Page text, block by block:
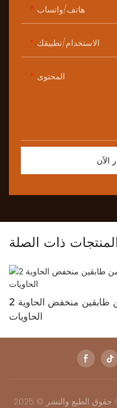
هاتف/واتساب
الاستخدام/تطبيقك
المحتوى
الآن
المنتجات ذات الصلة
2 من طابقين منخفض الحاوية
الحاويات
حقوق الطبع والنشر © 2025 Guangdong Cbox Co. ، Limited -